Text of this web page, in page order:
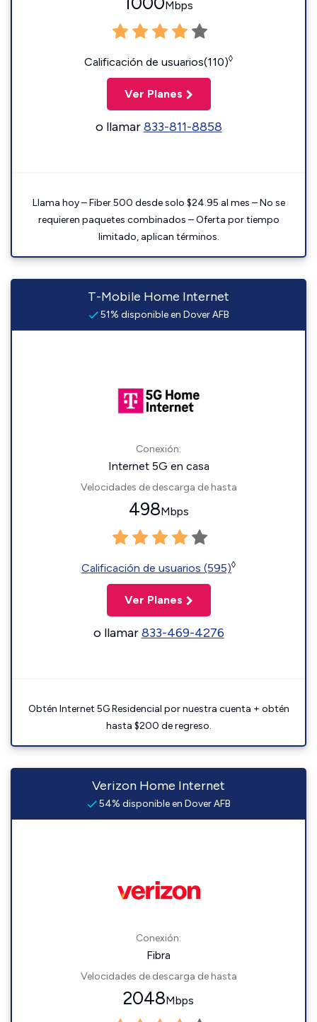
Mbps
Calificación de usuarios(110)◊
Ver Planes
o llamar833-811-8858
Llama hoy – Fiber 500 desde solo $24.95 al mes – No se
requieren paquetes combinados – Oferta por tiempo
limitado, aplican términos.
T-Mobile Home Internet
51% disponible en Dover AFB
Conexión:
Internet 5G en casa
Velocidades de descarga de hasta
498Mbps
Calificación de usuarios (595)◊
Ver Planes
o llamar833-469-4276
Obtén Internet 5G Residencial por nuestra cuenta + obtén
hasta $200 de regreso.
Verizon Home Internet
54% disponible en Dover AFB
Conexión:
Fibra
Velocidades de descarga de hasta
2048Mbps